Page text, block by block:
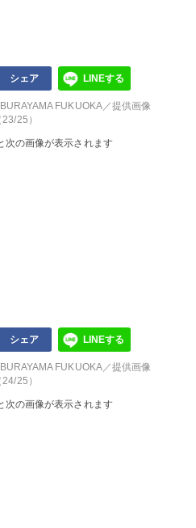
シェア LINEする
FUKUOKA／提供画像
23/25）
次の画像が表示されます
シェア LINEする
FUKUOKA／提供画像
24/25）
次の画像が表示されます